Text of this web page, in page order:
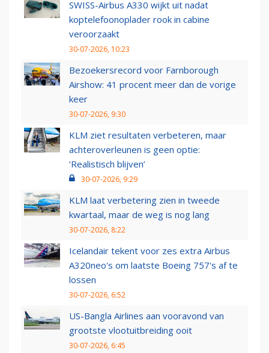
SWISS-Airbus A330 wijkt uit nadat
koptelefoonoplader rook in cabine
veroorzaakt
30-07-2026, 10:23
Bezoekersrecord voor Farnborough
Airshow: 41 procent meer dan de vorige
keer
30-07-2026, 9:30
KLM ziet resultaten verbeteren, maar
achteroverleunen is geen optie:
‘Realistisch blijven’
30-07-2026, 9:29
KLM laat verbetering zien in tweede
kwartaal, maar de weg is nog lang
30-07-2026, 8:22
Icelandair tekent voor zes extra Airbus
A320neo's om laatste Boeing 757's af te
lossen
30-07-2026, 6:52
US-Bangla Airlines aan vooravond van
grootste vlootuitbreiding ooit
30-07-2026, 6:45